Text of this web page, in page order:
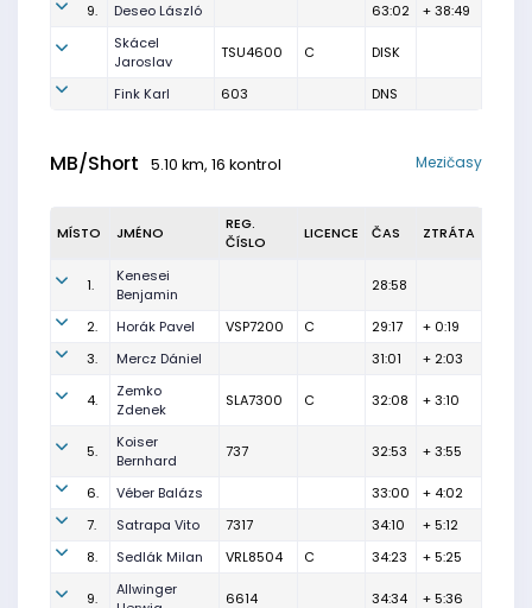
9.
Deseo László 63:02
+ 38:49
Skácel
Jaroslav
TSU4600 C DISK
Fink Karl 603 DNS
MB/Short 5.10 km, 16 kontrol Mezičasy
MÍSTO JMÉNO
REG.
ČÍSLO
LICENCE ČAS ZTRÁTA
1.
Kenesei
Benjamin
28:58
2. Horák Pavel VSP7200 C 29:17
+ 0:19
3.
Mercz Dániel 31:01 + 2:03
4.
Zemko
Zdenek
SLA7300 C 32:08 + 3:10
5.
Koiser
Bernhard
737 32:53 + 3:55
6. Véber Balázs 33:00
+ 4:02
7.
Satrapa Vito 7317 34:10
+ 5:12
8.
Sedlák Milan VRL8504 C 34:23 + 5:25
9.
Allwinger
6614 34:34 + 5:36